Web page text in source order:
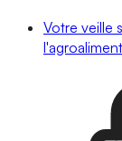
Votre veille